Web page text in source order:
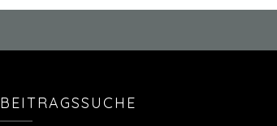
BEITRAGSSUCHE